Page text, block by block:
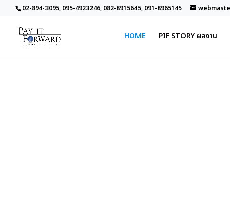
02-894-3095, 095-4923246, 082-8915645, 091-8965145
HOME PIF STORY ผลงาน